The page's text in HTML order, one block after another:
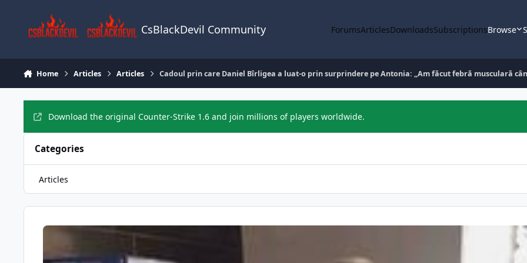
CsBlackDevil Community ForumsArticlesDownloadsSubscriptionsBrowse
Home Articles Articles Cadoul prin care Daniel Bîrligea a luat-o prin surprindere pe Antonia: „Am făcut febră musculară
Download the original Counter-Strike 1.6 and join millions of players worldwide.
Categories
Articles